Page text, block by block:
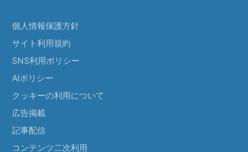
個人情報保護方針
サイト利用規約
SNS利用ポリシー
AIポリシー
クッキーの利用について
広告掲載
記事配信
コンテンツ二次利用